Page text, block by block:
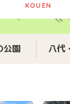
KOUEN
公園 八代